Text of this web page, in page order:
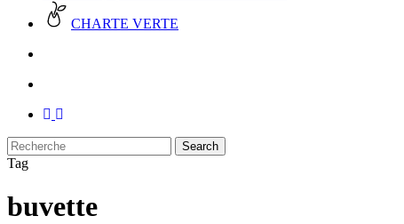
CHARTE VERTE
facebook
instagram
Search
Close
Tag
buvette